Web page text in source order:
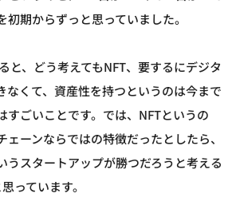
初期からずっと思っていました。
と、どう考えてもNFT、要するにデジタ
なくて、資産性を持つというのは今まで
すごいことです。では、NFTというの
ーンならではの特徴だったとしたら、
うスタートアップが勝つだろうと考える
っています。